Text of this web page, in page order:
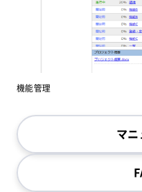
機能管理
マ